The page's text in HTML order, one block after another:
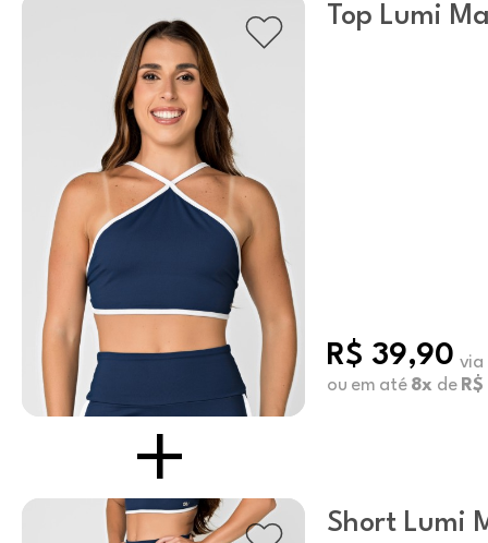
Top Lumi
R$ 39,90 via
ou em até 8x de
Short Lumi